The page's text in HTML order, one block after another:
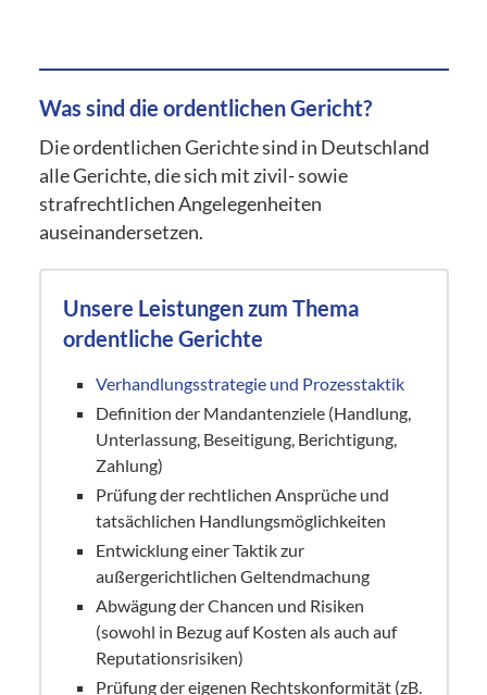
Was sind die ordentlichen Gericht?
Die ordentlichen Gerichte sind in Deutschland
alle Gerichte, die sich mit zivil- sowie
strafrechtlichen Angelegenheiten
auseinandersetzen.
Unsere Leistungen zum Thema
ordentliche Gerichte
Verhandlungsstrategie und Prozesstaktik
Definition der Mandantenziele (Handlung,
Unterlassung, Beseitigung, Berichtigung,
Zahlung)
Prüfung der rechtlichen Ansprüche und
tatsächlichen Handlungsmöglichkeiten
Entwicklung einer Taktik zur
außergerichtlichen Geltendmachung
Abwägung der Chancen und Risiken
(sowohl in Bezug auf Kosten als auch auf
Reputationsrisiken)
Prüfung der eigenen Rechtskonformität (zB.